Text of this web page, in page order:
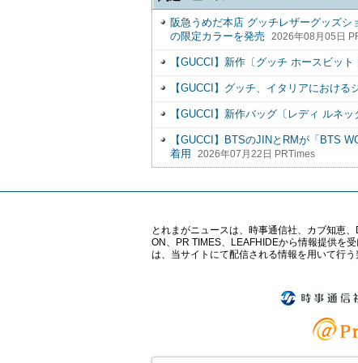
阪急うめだ本店 グッチレザーグッズシ
の限定カラーを発売
2026年08月05日
【GUCCI】新作〔グッチ ホースビッ
【GUCCI】グッチ、イタリアにおけ
【GUCCI】新作バッグ〔レディ ルネッ
【GUCCI】BTSのJINとRMが「BTS
着用
2026年07月22日 PRTimes
とれまがニュースは、時事通信社、カブ知恵
ON、PR TIMES、LEAFHIDEから情報提供を
は、当サイトにて配信される情報を用いて行